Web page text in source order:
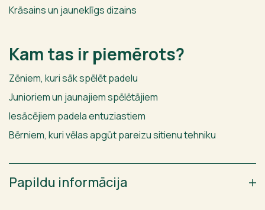
Krāsains un jauneklīgs dizains
Kam tas ir piemērots?
Zēniem, kuri sāk spēlēt padelu
Junioriem un jaunajiem spēlētājiem
Iesācējiem padela entuziastiem
Bērniem, kuri vēlas apgūt pareizu sitienu tehniku
Papildu informācija